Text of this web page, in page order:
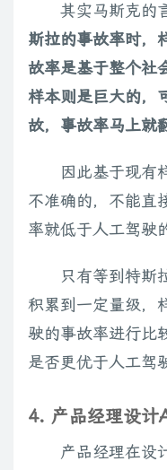
其实马斯克的
斯拉的事故率时，
故率是基于整个社
样本则是巨大的，
故，事故率马上就
因此基于现有
不准确的，不能直
率就低于人工驾驶
只有等到特斯
积累到一定量级，
驶的事故率进行比
是否更优于人工驾
4. 产品经理设计
产品经理在设